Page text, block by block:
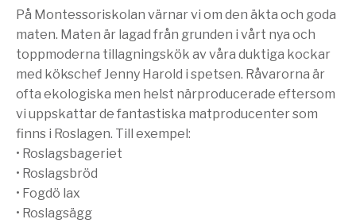
På Montessoriskolan värnar vi om den äkta och goda
maten. Maten är lagad från grunden i vårt nya och
toppmoderna tillagningskök av våra duktiga kockar
med kökschef Jenny Harold i spetsen. Råvarorna är
ofta ekologiska men helst närproducerade eftersom
vi uppskattar de fantastiska matproducenter som
finns i Roslagen. Till exempel:
• Roslagsbageriet
• Roslagsbröd
• Fogdö lax
• Roslagsägg